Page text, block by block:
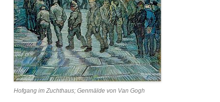
Hofgang im Zuchthaus; Genmälde von Van Gogh